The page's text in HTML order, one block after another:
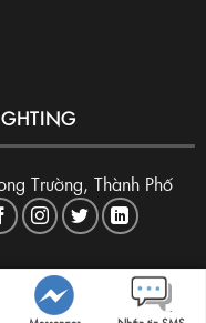
Trường, Thành Phố
trí 355 Decor